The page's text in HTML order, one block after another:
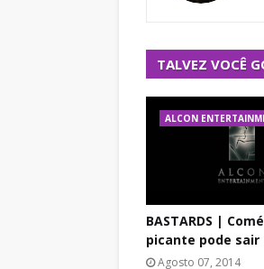
TALVEZ VOCÊ
ALCON
BASTARDS |
picante pode sair
Agosto 07, 2014